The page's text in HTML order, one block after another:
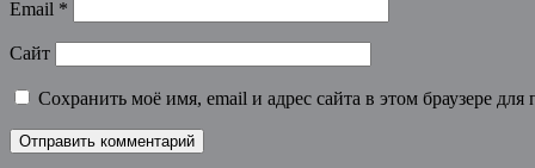
Email *
Сайт
Сохранить моё имя, email и адрес сайта в этом браузере